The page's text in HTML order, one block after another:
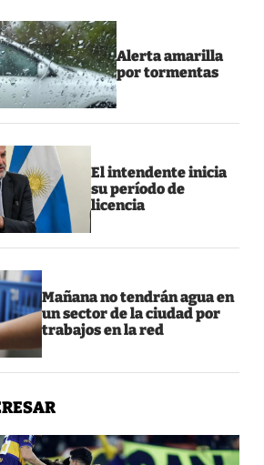
Alerta amarilla
por tormentas
El intendente inicia
su período de
licencia
Mañana no tendrán agua en
un sector de la ciudad por
trabajos en la red